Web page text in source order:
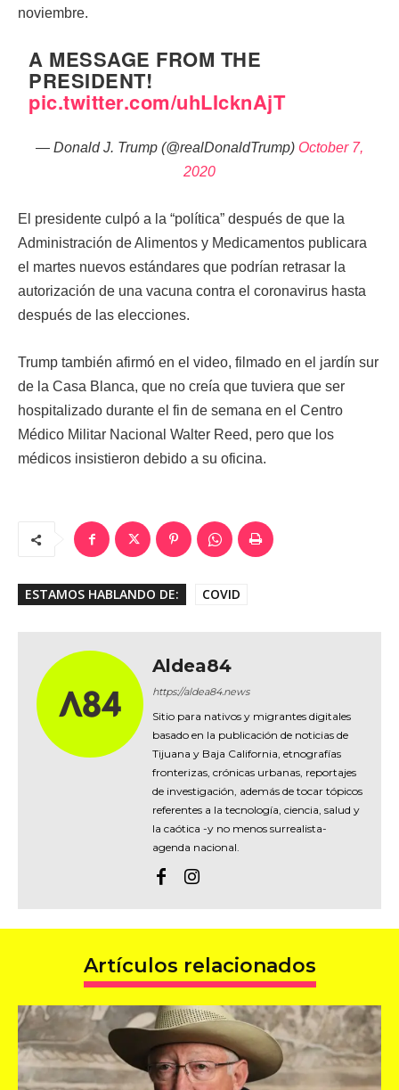
noviembre.
A MESSAGE FROM THE
PRESIDENT!
pic.twitter.com/uhLIcknAjT
— Donald J. Trump (@realDonaldTrump) October 7,
2020
El presidente culpó a la “política” después de que la
Administración de Alimentos y Medicamentos publicara
el martes nuevos estándares que podrían retrasar la
autorización de una vacuna contra el coronavirus hasta
después de las elecciones.
Trump también afirmó en el video, filmado en el jardín sur
de la Casa Blanca, que no creía que tuviera que ser
hospitalizado durante el fin de semana en el Centro
Médico Militar Nacional Walter Reed, pero que los
médicos insistieron debido a su oficina.
ESTAMOS HABLANDO DE: COVID
Aldea84
https://aldea84.news
Sitio para nativos y migrantes digitales
basado en la publicación de noticias de
Tijuana y Baja California, etnografías
fronterizas, crónicas urbanas, reportajes
de investigación, además de tocar tópicos
referentes a la tecnología, ciencia, salud y
la caótica -y no menos surrealista-
agenda nacional.
Artículos relacionados